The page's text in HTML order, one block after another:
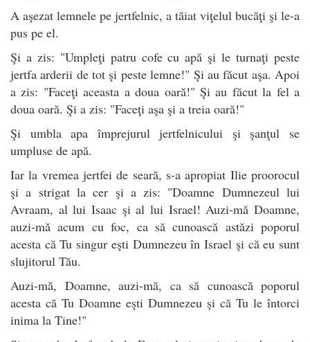
A aşezat lemnele pe jertfelnic, a tăiat viţelul bucăţi şi le-a
pus pe el.
Şi a zis: "Umpleţi patru cofe cu apă şi le turnaţi peste
jertfa arderii de tot şi peste lemne!" Şi au făcut aşa. Apoi
a zis: "Faceţi aceasta a doua oară!" Şi au făcut la fel a
doua oară. Şi a zis: "Faceţi aşa şi a treia oară!"
Şi umbla apa împrejurul jertfelnicului şi şanţul se
umpluse de apă.
Iar la vremea jertfei de seară, s-a apropiat Ilie proorocul
şi a strigat la cer şi a zis: "Doamne Dumnezeul lui
Avraam, al lui Isaac şi al lui Israel! Auzi-mă Doamne,
auzi-mă acum cu foc, ca să cunoască astăzi poporul
acesta că Tu singur eşti Dumnezeu în Israel şi că eu sunt
slujitorul Tău.
Auzi-mă, Doamne, auzi-mă, ca să cunoască poporul
acesta că Tu Doamne eşti Dumnezeu şi că Tu le întorci
inima la Tine!"